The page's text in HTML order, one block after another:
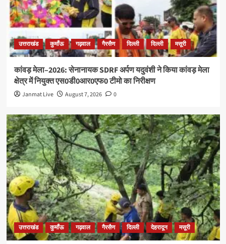
उत्तराखंड कुमाँऊ गढ़वाल गैरसैण दिल्ली दिल्ली मसूरी
कांवड़ मेला–2026: सेनानायक SDRF अर्पण यदुवंशी ने किया कांवड़ मेला
क्षेत्र में नियुक्त एस0डी0आर0एफ0 टीमो का निरीक्षण
Janmat Live August 7, 2026 0
उत्तराखंड कुमाँऊ गढ़वाल गैरसैण दिल्ली देहरादून मसूरी